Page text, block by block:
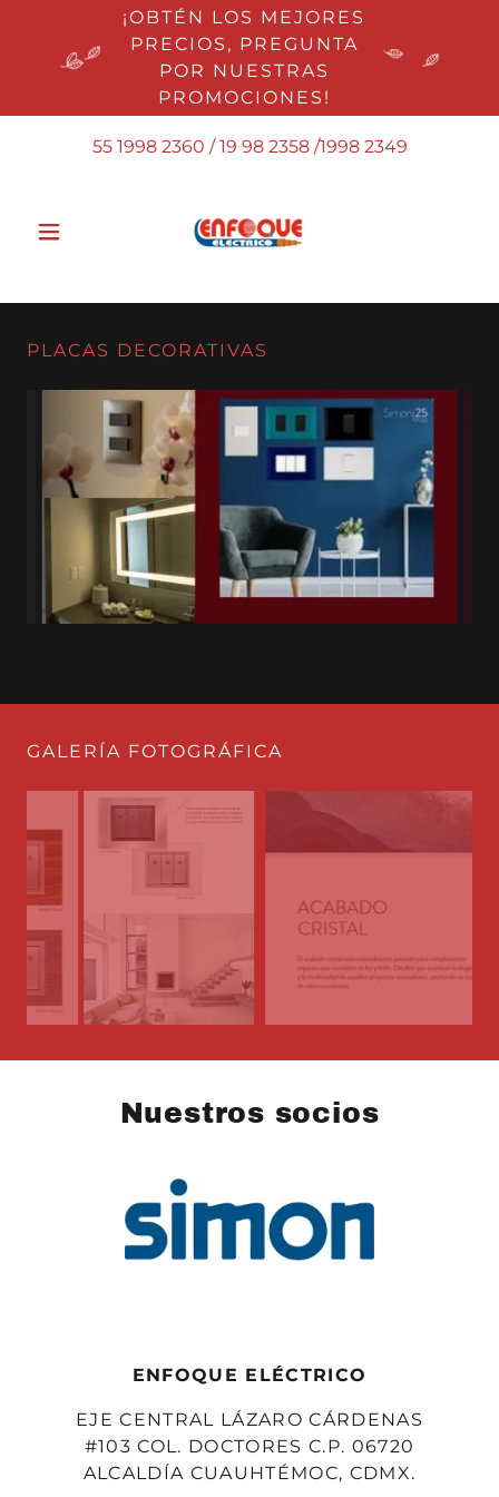
¡OBTÉN LOS MEJORES
PRECIOS, PREGUNTA
POR NUESTRAS
PROMOCIONES!
55 1998 2360 /19 98 2358/1998 2349
PLACAS DECORATIVAS
GALERÍA FOTOGRÁFICA
Nuestros socios
ENFOQUE ELÉCTRICO
EJE CENTRAL LÁZARO CÁRDENAS
#103 COL. DOCTORES C.P. 06720
ALCALDÍA CUAUHTÉMOC, CDMX.